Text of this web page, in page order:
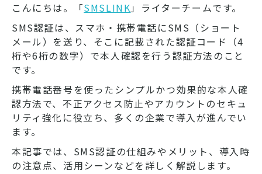
こんにちは。「SMSLINK」ライターチームです。
SMS認証は、スマホ・携帯電話にSMS（ショート
メール）を送り、そこに記載された認証コード（4
桁や6桁の数字）で本人確認を行う認証方法のこと
です。
携帯電話番号を使ったシンプルかつ効果的な本人確
認方法で、不正アクセス防止やアカウントのセキュ
リティ強化に役立ち、多くの企業で導入が進んでい
ます。
本記事では、SMS認証の仕組みやメリット、導入時
の注意点、活用シーンなどを詳しく解説します。